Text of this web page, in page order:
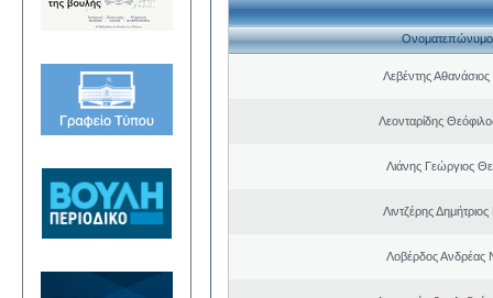
Ονοματεπώνυμο
Λεβέντης
Λεονταρίδης
Λιάνης Γεώργιος
Λιντζέρης
Λοβέρδος Ανδρέας